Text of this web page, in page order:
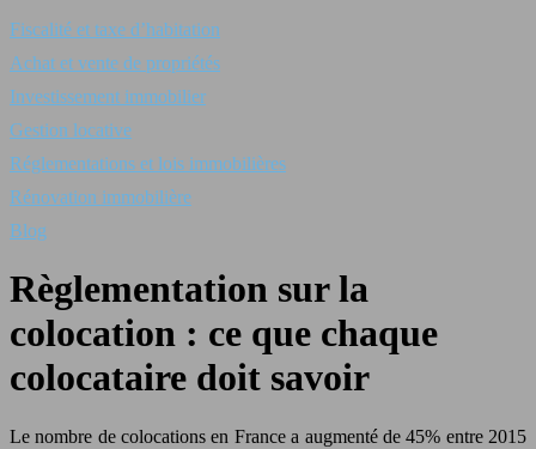
Fiscalité et taxe d’habitation
Achat et vente de propriétés
Investissement immobilier
Gestion locative
Réglementations et lois immobilières
Rénovation immobilière
Blog
Règlementation sur la
colocation : ce que chaque
colocataire doit savoir
Le nombre de colocations en France a augmenté de 45% entre 2015